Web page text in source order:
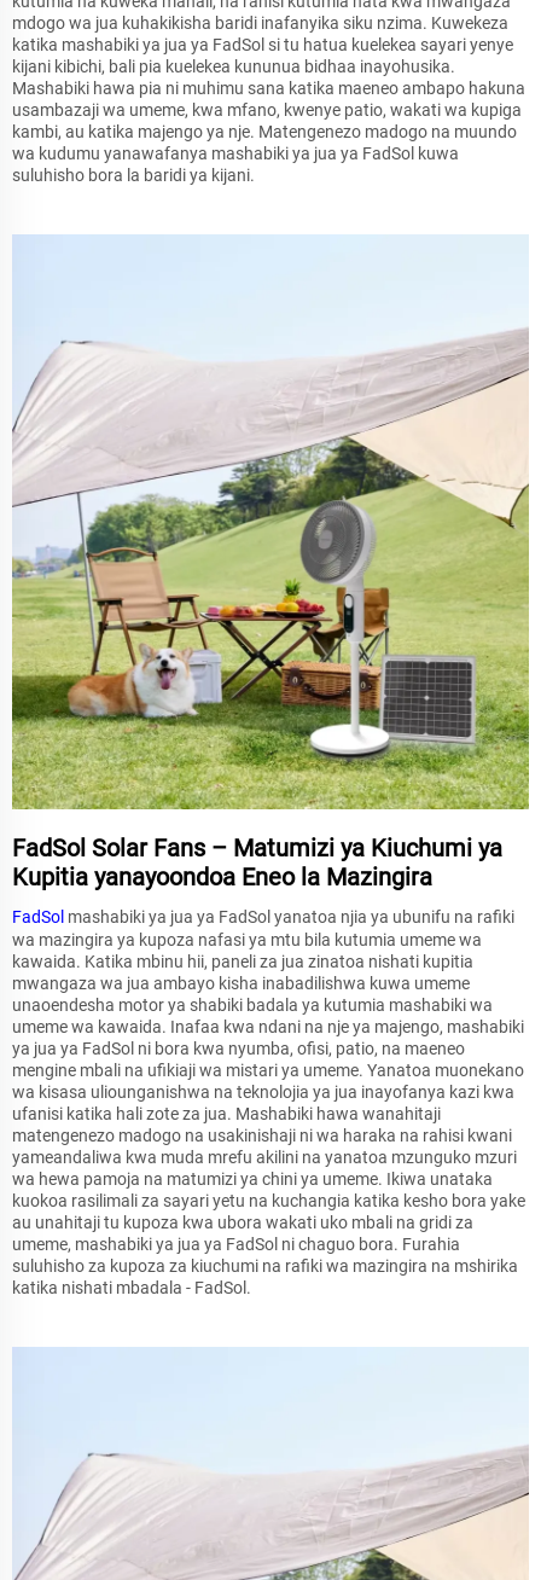
mdogo wa jua kuhakikisha baridi inafanyika siku nzima. Kuwekeza
katika mashabiki ya jua ya FadSol si tu hatua kuelekea sayari yenye
kijani kibichi, bali pia kuelekea kununua bidhaa inayohusika.
Mashabiki hawa pia ni muhimu sana katika maeneo ambapo hakuna
usambazaji wa umeme, kwa mfano, kwenye patio, wakati wa kupiga
kambi, au katika majengo ya nje. Matengenezo madogo na muundo
wa kudumu yanawafanya mashabiki ya jua ya FadSol kuwa
suluhisho bora la baridi ya kijani.
FadSol Solar Fans – Matumizi ya Kiuchumi ya
Kupitia yanayoondoa Eneo la Mazingira
FadSol mashabiki ya jua ya FadSol yanatoa njia ya ubunifu na rafiki
wa mazingira ya kupoza nafasi ya mtu bila kutumia umeme wa
kawaida. Katika mbinu hii, paneli za jua zinatoa nishati kupitia
mwangaza wa jua ambayo kisha inabadilishwa kuwa umeme
unaoendesha motor ya shabiki badala ya kutumia mashabiki wa
umeme wa kawaida. Inafaa kwa ndani na nje ya majengo, mashabiki
ya jua ya FadSol ni bora kwa nyumba, ofisi, patio, na maeneo
mengine mbali na ufikiaji wa mistari ya umeme. Yanatoa muonekano
wa kisasa uliounganishwa na teknolojia ya jua inayofanya kazi kwa
ufanisi katika hali zote za jua. Mashabiki hawa wanahitaji
matengenezo madogo na usakinishaji ni wa haraka na rahisi kwani
yameandaliwa kwa muda mrefu akilini na yanatoa mzunguko mzuri
wa hewa pamoja na matumizi ya chini ya umeme. Ikiwa unataka
kuokoa rasilimali za sayari yetu na kuchangia katika kesho bora yake
au unahitaji tu kupoza kwa ubora wakati uko mbali na gridi za
umeme, mashabiki ya jua ya FadSol ni chaguo bora. Furahia
suluhisho za kupoza za kiuchumi na rafiki wa mazingira na mshirika
katika nishati mbadala - FadSol.